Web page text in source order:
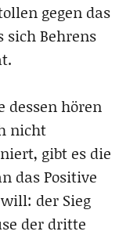
gegen das
sich Behrens
dessen hören
nicht
gibt es die
das Positive
der Sieg
der dritte